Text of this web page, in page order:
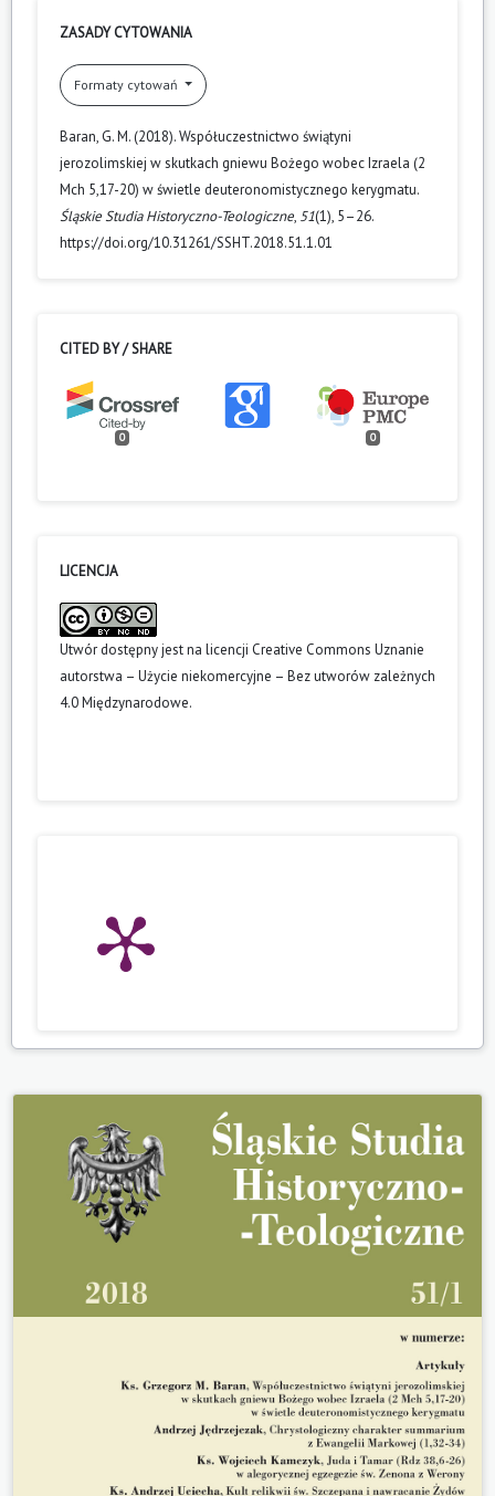
ZASADY CYTOWANIA
Formaty cytowań
Baran, G. M. (2018). Współuczestnictwo świątyni
jerozolimskiej w skutkach gniewu Bożego wobec Izraela (2
Mch 5,17-20) w świetle deuteronomistycznego kerygmatu.
Śląskie Studia Historyczno-Teologiczne, 51(1), 5–26.
https://doi.org/10.31261/SSHT.2018.51.1.01
CITED BY / SHARE
0 0
LICENCJA
Utwór dostępny jest na licencji Creative Commons Uznanie
autorstwa – Użycie niekomercyjne – Bez utworów zależnych
4.0 Międzynarodowe.